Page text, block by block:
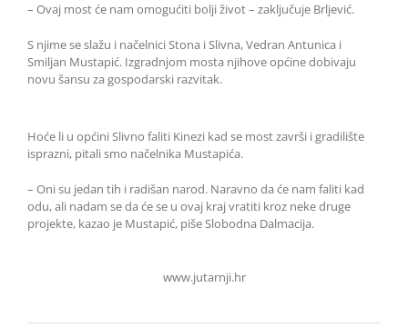
– Ovaj most će nam omogućiti bolji život – zaključuje Brljević.
S njime se slažu i načelnici Stona i Slivna, Vedran Antunica i
Smiljan Mustapić. Izgradnjom mosta njihove općine dobivaju
novu šansu za gospodarski razvitak.
Hoće li u općini Slivno faliti Kinezi kad se most završi i gradilište
isprazni, pitali smo načelnika Mustapića.
– Oni su jedan tih i radišan narod. Naravno da će nam faliti kad
odu, ali nadam se da će se u ovaj kraj vratiti kroz neke druge
projekte, kazao je Mustapić, piše Slobodna Dalmacija.
www.jutarnji.hr